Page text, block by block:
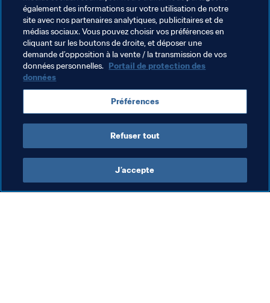
Palacios, avant d'aller battre le gardien Luis López. Les
supporters brésiliens peuvent s'attendre au même genre
de dispositif tactique de la part de leurs protégés en
finale, pour la conquête de l'or olympique.
Thèmes en lien
Brazil CONMEBOL
également des informations sur votre utilisation de notre
site avec nos partenaires analytiques, publicitaires et de
médias sociaux. Vous pouvez choisir vos préférences en
cliquant sur les boutons de droite, et déposer une
demande d’opposition à la vente / la transmission de vos
données personnelles. Portail de protection des
données
Préférences
Refuser tout
J’accepte